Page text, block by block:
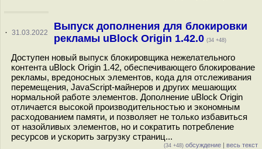
· 31.03.2022
Выпуск дополнения для блокировки
рекламы uBlock Origin 1.42.0 (34 +48)
Доступен новый выпуск блокировщика нежелательного
контента uBlock Origin 1.42, обеспечивающего блокирование
рекламы, вредоносных элементов, кода для отслеживания
перемещения, JavaScript-майнеров и других мешающих
нормальной работе элементов. Дополнение uBlock Origin
отличается высокой производительностью и экономным
расходованием памяти, и позволяет не только избавиться
от назойливых элементов, но и сократить потребление
ресурсов и ускорить загрузку страниц...
(34 +48) обсуждение | весь текст